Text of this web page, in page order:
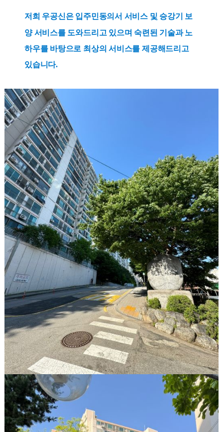
저희 우공신은 입주민동의서 서비스 및 승강기 보
양 서비스를 도와드리고 있으며 숙련된 기술과 노
하우를 바탕으로 최상의 서비스를 제공해드리고
있습니다.